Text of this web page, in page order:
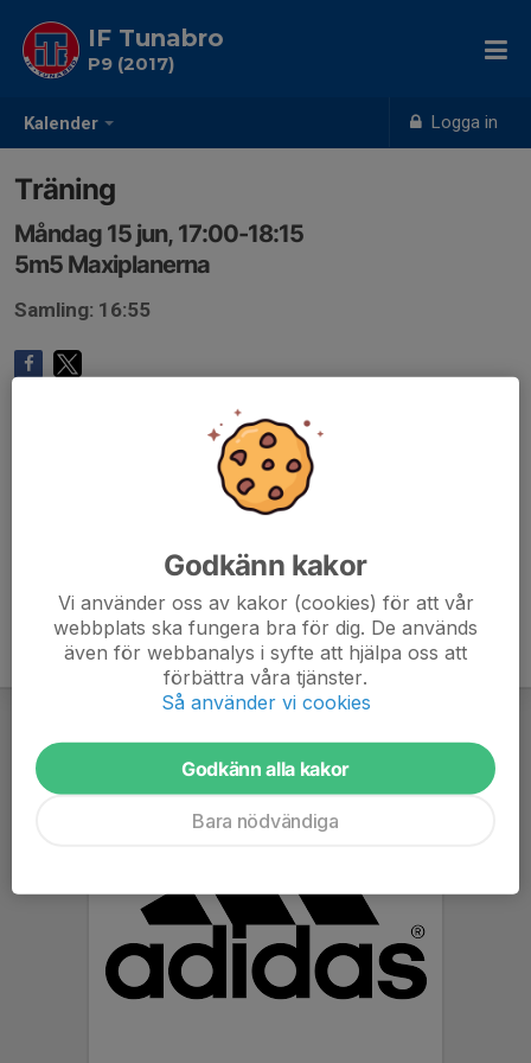
Kalender Logga in
IF Tunabro
P9 (2017)
Träning
Måndag 15 jun, 17:00-18:15
5m5 Maxiplanerna
Samling: 16:55
Godkänn kakor
Vi använder oss av kakor (cookies) för att vår
webbplats ska fungera bra för dig. De används
även för webbanalys i syfte att hjälpa oss att
förbättra våra tjänster.
Så använder vi cookies
Godkänn alla kakor
Bara nödvändiga